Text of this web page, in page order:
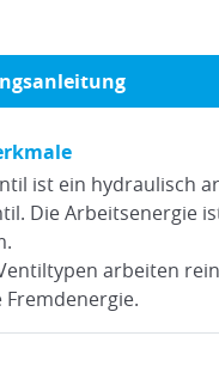
ist ein hydraulisch
Die Arbeitsenergie
arbeiten
Fremdenergie.